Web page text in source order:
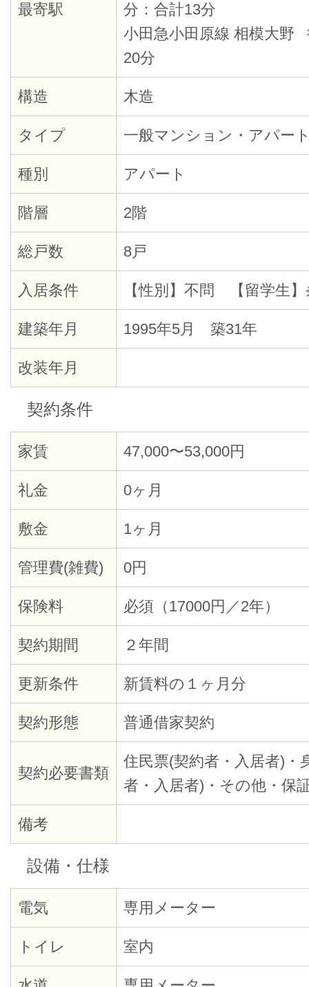
最寄駅
分：合計13分
小田急小田原線 相模大野
20分
構造 木造
タイプ 一般マンション・アパー
種別 アパート
階層 2階
総戸数 8戸
入居条件 【性別】不問 【留学生
建築年月 1995年5月 築31年
改装年月
契約条件
家賃 47,000〜53,000円
礼金 0ヶ月
敷金 1ヶ月
管理費(雑費) 0円
保険料 必須（17000円／2年）
契約期間 ２年間
更新条件 新賃料の１ヶ月分
契約形態 普通借家契約
契約必要書類
住民票(契約者・入居者)・
者・入居者)・その他・保
備考
設備・仕様
電気 専用メーター
トイレ 室内